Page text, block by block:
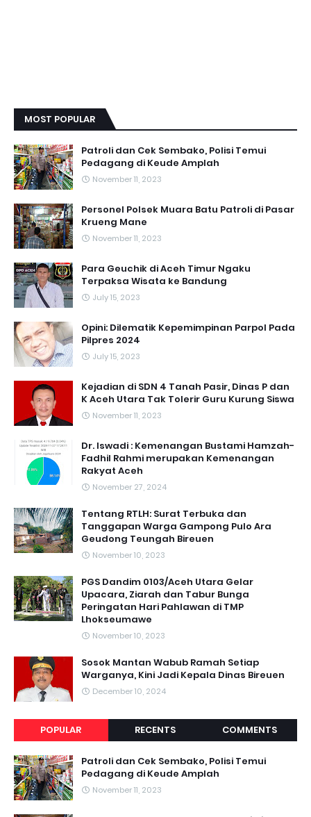
MOST POPULAR
Patroli dan Cek Sembako, Polisi Temui
Pedagang di Keude Amplah
November 11, 2023
Personel Polsek Muara Batu Patroli di Pasar
Krueng Mane
November 11, 2023
Para Geuchik di Aceh Timur Ngaku
Terpaksa Wisata ke Bandung
July 15, 2023
Opini: Dilematik Kepemimpinan Parpol Pada
Pilpres 2024
July 15, 2023
Kejadian di SDN 4 Tanah Pasir, Dinas P dan
K Aceh Utara Tak Tolerir Guru Kurung Siswa
November 11, 2023
Dr. Iswadi : Kemenangan Bustami Hamzah-
Fadhil Rahmi merupakan Kemenangan
Rakyat Aceh
November 27, 2024
Tentang RTLH: Surat Terbuka dan
Tanggapan Warga Gampong Pulo Ara
Geudong Teungah Bireuen
November 10, 2023
PGS Dandim 0103/Aceh Utara Gelar
Upacara, Ziarah dan Tabur Bunga
Peringatan Hari Pahlawan di TMP
Lhokseumawe
November 10, 2023
Sosok Mantan Wabub Ramah Setiap
Warganya, Kini Jadi Kepala Dinas Bireuen
December 10, 2024
POPULAR RECENTS COMMENTS
Patroli dan Cek Sembako, Polisi Temui
Pedagang di Keude Amplah
November 11, 2023